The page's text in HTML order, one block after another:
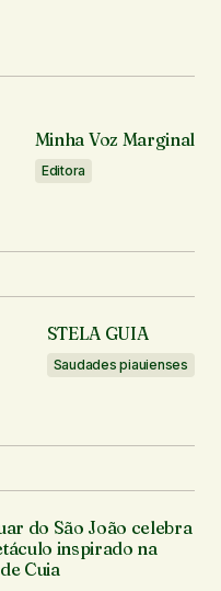
será publicado.
Minha Voz Marginal
Editora
STELA GUIA
Saudades piauienses
do São João celebra
inspirado na
Cuia